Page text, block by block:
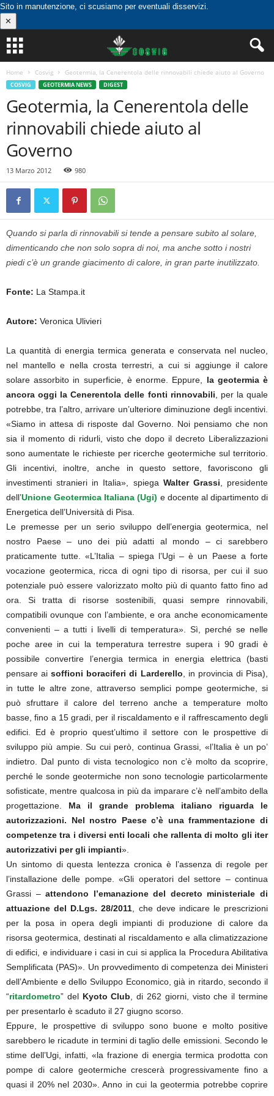
Sito in manutenzione, ci scusiamo per eventuali disservizi.
✕
Home Cosvig Geotermia, la Cenerentola delle rinnovabili chiede aiuto al Governo
COSVIG GEOTERMIA NEWS DIGEST
Geotermia, la Cenerentola delle
rinnovabili chiede aiuto al
Governo
13 Marzo 2012 980
Quando si parla di rinnovabili si tende a pensare subito al solare,
dimenticando che non solo sopra di noi, ma anche sotto i nostri
piedi c’è un grande giacimento di calore, in gran parte inutilizzato.
Fonte: La Stampa.it
Autore: Veronica Ulivieri
La quantità di energia termica generata e conservata nel nucleo,
nel mantello e nella crosta terrestri, a cui si aggiunge il calore
solare assorbito in superficie, è enorme. Eppure,
la geotermia è
ancora oggi la Cenerentola delle fonti rinnovabili , per la quale
potrebbe, tra l’altro, arrivare un’ulteriore diminuzione degli incentivi.
«Siamo in attesa di risposte dal Governo. Noi pensiamo che non
sia il momento di ridurli, visto che dopo il decreto Liberalizzazioni
sono aumentate le richieste per ricerche geotermiche sul territorio.
Gli incentivi, inoltre, anche in questo settore, favoriscono gli
investimenti stranieri in Italia», spiega Walter Grassi , presidente
dell’Unione Geotermica Italiana (Ugi) e docente al dipartimento di
Energetica dell’Università di Pisa.
Le premesse per un serio sviluppo dell’energia geotermica, nel
nostro Paese – uno dei più adatti al mondo – ci sarebbero
praticamente tutte. «L’Italia – spiega l’Ugi – è un Paese a forte
vocazione geotermica, ricca di ogni tipo di risorsa, per cui il suo
potenziale può essere valorizzato molto più di quanto fatto fino ad
ora. Si tratta di risorse sostenibili, quasi sempre rinnovabili,
compatibili ovunque con l’ambiente, e ora anche economicamente
convenienti – a tutti i livelli di temperatura». Sì, perché se nelle
poche aree in cui la temperatura terrestre supera i 90 gradi è
possibile convertire l’energia termica in energia elettrica (basti
pensare aisoffioni boraciferi di Larderello , in provincia di Pisa),
in tutte le altre zone, attraverso semplici pompe geotermiche, si
può sfruttare il calore del terreno anche a temperature molto
basse, fino a 15 gradi, per il riscaldamento e il raffrescamento degli
edifici. Ed è proprio quest’ultimo il settore con le prospettive di
sviluppo più ampie. Su cui però, continua Grassi, «l’Italia è un po’
indietro. Dal punto di vista tecnologico non c’è molto da scoprire,
perché le sonde geotermiche non sono tecnologie particolarmente
sofisticate, mentre qualcosa in più da imparare c’è nell’ambito della
progettazione. Ma il grande problema italiano riguarda le
autorizzazioni. Nel nostro Paese c’è una frammentazione di
competenze tra i diversi enti locali che rallenta di molto gli iter
autorizzativi per gli impianti».
Un sintomo di questa lentezza cronica è l’assenza di regole per
l’installazione delle pompe. «Gli operatori del settore – continua
Grassi –attendono l’emanazione del decreto ministeriale di
attuazione del D.Lgs. 28/2011 , che deve indicare le prescrizioni
per la posa in opera degli impianti di produzione di calore da
risorsa geotermica, destinati al riscaldamento e alla climatizzazione
di edifici, e individuare i casi in cui si applica la Procedura Abilitativa
Semplificata (PAS)». Un provvedimento di competenza dei Ministeri
dell’Ambiente e dello Sviluppo Economico, già in ritardo, secondo il
“ritardometro” del Kyoto Club , di 262 giorni, visto che il termine
per presentarlo è scaduto il 27 giugno scorso.
Eppure, le prospettive di sviluppo sono buone e molto positive
sarebbero le ricadute in termini di taglio delle emissioni. Secondo le
stime dell’Ugi, infatti, «la frazione di energia termica prodotta con
pompe di calore geotermiche crescerà progressivamente fino a
quasi il 20% nel 2030». Anno in cui la geotermia potrebbe coprire